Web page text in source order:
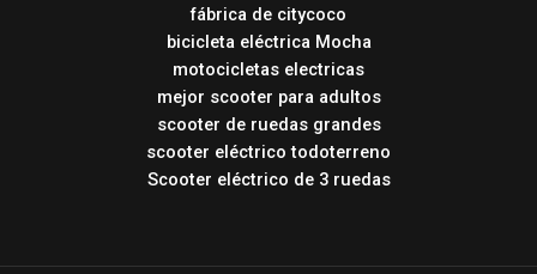
fábrica de citycoco
bicicleta eléctrica Mocha
motocicletas electricas
mejor scooter para adultos
scooter de ruedas grandes
scooter eléctrico todoterreno
Scooter eléctrico de 3 ruedas